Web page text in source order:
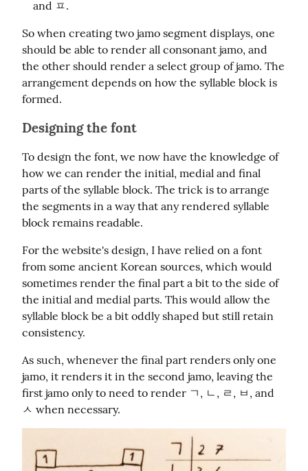
and ㅍ.
So when creating two jamo segment displays, one
should be able to render all consonant jamo, and
the other should render a select group of jamo. The
arrangement depends on how the syllable block is
formed.
Designing the font
To design the font, we now have the knowledge of
how we can render the initial, medial and final
parts of the syllable block. The trick is to arrange
the segments in a way that any rendered syllable
block remains readable.
For the website's design, I have relied on a font
from some ancient Korean sources, which would
sometimes render the final part a bit to the side of
the initial and medial parts. This would allow the
syllable block be a bit oddly shaped but still retain
consistency.
As such, whenever the final part renders only one
jamo, it renders it in the second jamo, leaving the
first jamo only to need to render ㄱ, ㄴ, ㄹ, ㅂ, and
ㅅ when necessary.